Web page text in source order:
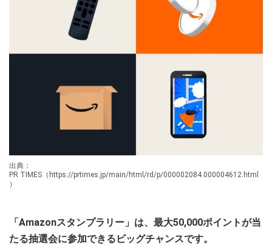
出典：
PR TIMES（https://prtimes.jp/main/html/rd/p/000002084.000004612.html
）
「Amazonスタンプラリー」は、最大50,000ポイントが当
たる抽選会に参加できるビッグチャンスです。